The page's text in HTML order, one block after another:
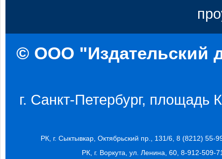
© ООО "Издательский
г. Санкт-Петербург, площадь
РК, г. Сыктывкар, Октябрьский пр., 131/6, 8 (8212) 55-
РК, г. Воркута, ул. Ленина, 60, 8-912-509-